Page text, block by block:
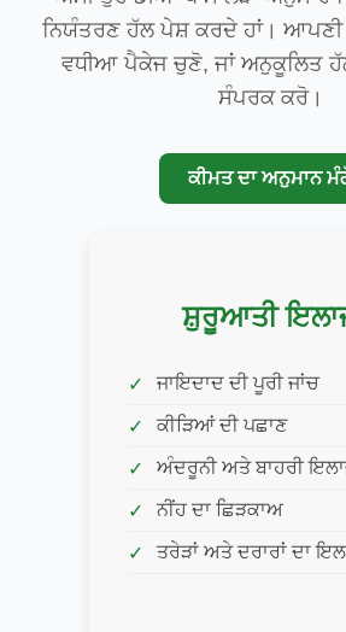
ਨਿਯੰਤਰਣ ਹੱਲ ਪੇਸ਼ ਕਰਦੇ ਹਾਂ।
ਵਧੀਆ ਪੈਕੇਜ ਚੁਣੋ, ਜਾਂ ਅਨੁਕੂਲਿਤ
ਸੰਪਰਕ ਕਰੋ।
ਕੀਮਤ ਦਾ ਅਨੁਮਾਨ
ਸ਼ੁਰੂਆਤੀ
ਜਾਇਦਾਦ ਦੀ ਪੂਰੀ ਜਾਂਚ
ਕੀੜਿਆਂ ਦੀ ਪਛਾਣ
ਅੰਦਰੂਨੀ ਅਤੇ ਬਾਹਰੀ
ਨੀਂਹ ਦਾ ਛਿੜਕਾਅ
ਤਰੇੜਾਂ ਅਤੇ ਦਰਾਰਾਂ ਦਾ